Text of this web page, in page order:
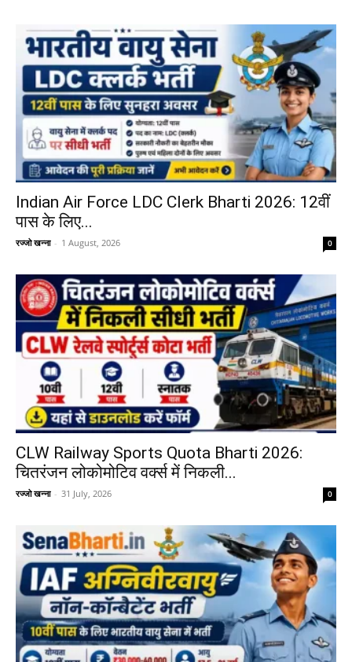
Indian Air Force LDC Clerk Bharti 2026: 12वीं
पास के लिए...
रज्जो खन्ना - 1 August, 2026 0
CLW Railway Sports Quota Bharti 2026:
चितरंजन लोकोमोटिव वर्क्स में निकली...
रज्जो खन्ना - 31 July, 2026 0